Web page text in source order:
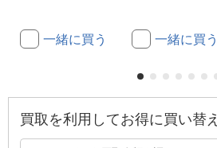
一緒に買う 一緒に買う
買取を利用してお得に買い替え